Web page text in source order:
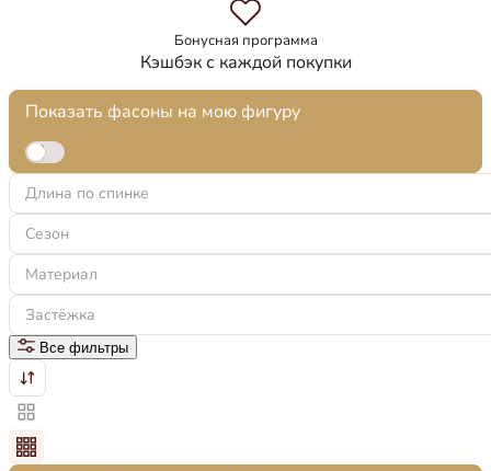
Бонусная программа
Кэшбэк с каждой покупки
Показать фасоны на мою фигуру
Длина по спинке
Сезон
Материал
Застёжка
Все фильтры